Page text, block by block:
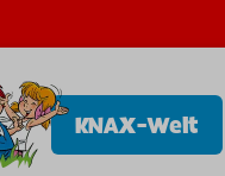
KNAX-Welt